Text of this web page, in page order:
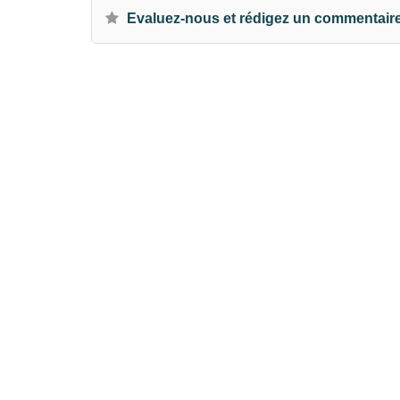
Evaluez-nous et rédigez un